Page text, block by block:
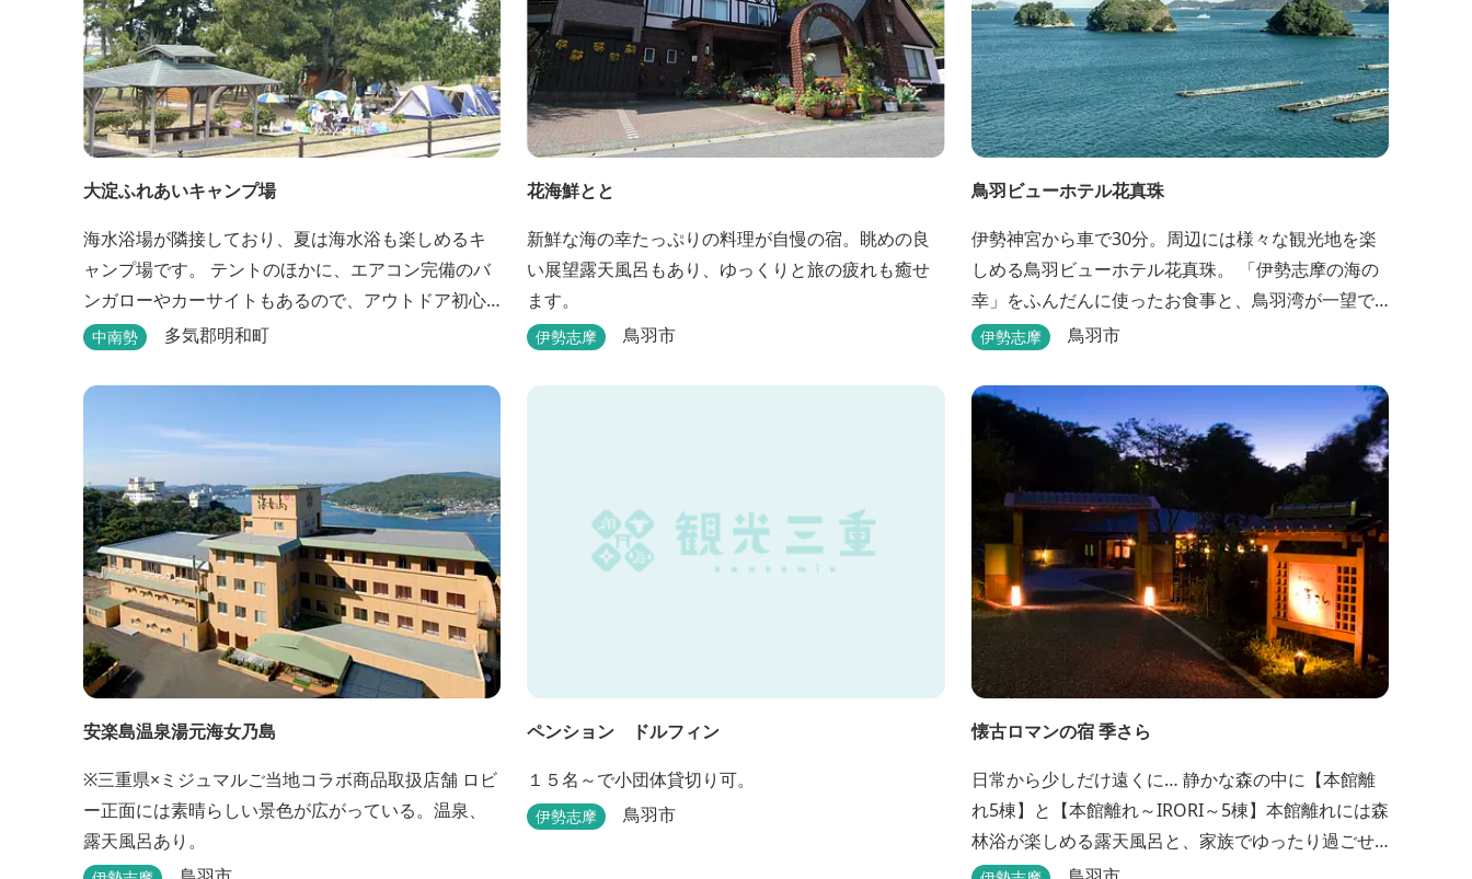
大淀ふれあいキャンプ場
海水浴場が隣接しており、夏は海水浴も楽しめるキ
ャンプ場です。 テントのほかに、エアコン完備のバ
ンガローやカーサイトもあるので、アウトドア初心
者でも気軽にキャンプを楽しめます！ 管理棟、水
憩所、炊事場、水洗トイレ、毛布（有料）、駐車場
（宿泊の場合は無料、デイ利用の場合は有料）完備
しています。
中南勢 多気郡明和町
花海鮮とと
新鮮な海の幸たっぷりの料理が自慢の宿。眺めの良
い展望露天風呂もあり、ゆっくりと旅の疲れも癒せ
ます。
伊勢志摩 鳥羽市
鳥羽ビューホテル花真珠
伊勢神宮から車で30分。周辺には様々な観光地を楽
しめる鳥羽ビューホテル花真珠。 「伊勢志摩の海の
幸」をふんだんに使ったお食事と、鳥羽湾が一望で
きる「美肌の湯」、2022年にリニューアルされた客
年リニューアルした過ごしやすいお部屋で、親子3世
代で楽しめるお部屋になっております。 全室オーシ
ャンビューで雄大な鳥羽湾を一望でき、日頃の疲...
伊勢志摩 鳥羽市
安楽島温泉湯元海女乃島
※三重県×ミジュマルご当地コラボ商品取扱店舗 ロビ
ー正面には素晴らしい景色が広がっている。温泉、
露天風呂あり。
ペンション ドルフィン
１５名～で小団体貸切り可。
伊勢志摩 鳥羽市
懐古ロマンの宿 季さら
日常から少しだけ遠くに… 静かな森の中に【本館離
れ5棟】と【本館離れ～IRORI～5棟】本館離れには森
林浴が楽しめる露天風呂と、家族でゆったり過ごせ
る内湯がついています。お部屋に合わせた様々なプ